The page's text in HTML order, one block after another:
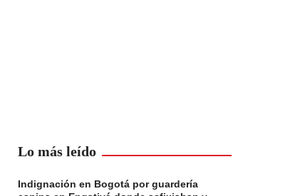
Lo más leído
Indignación en Bogotá por guardería